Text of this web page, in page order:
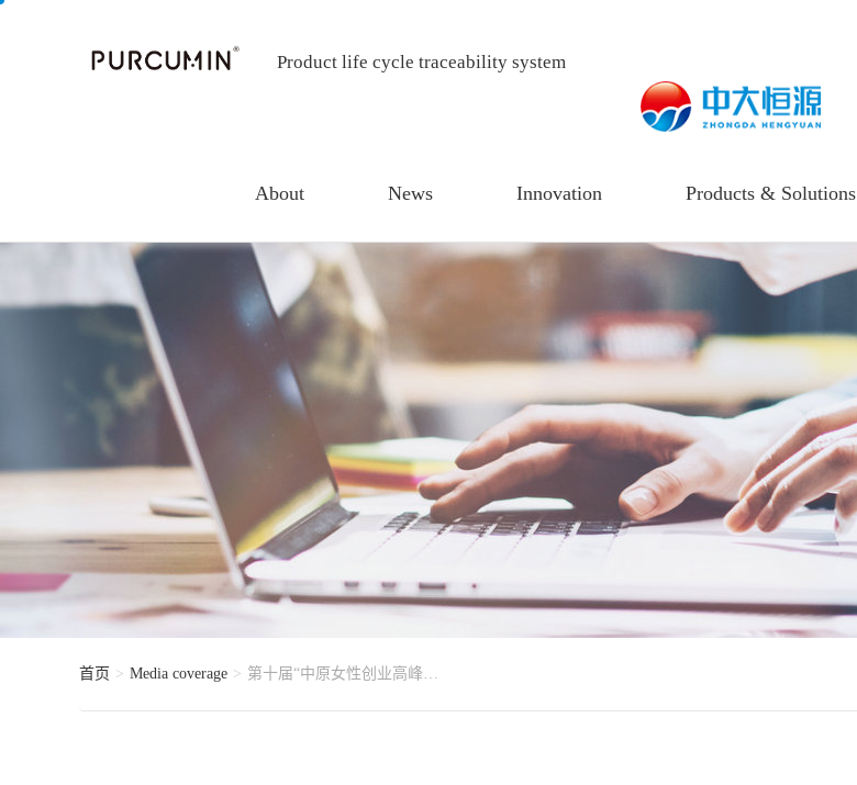
Product life cycle traceability system
About News Innovation Products & Solutions
首页 Media coverage 第十届“中原女性创业高峰论坛”暨河南省“最具行业影响力的十大女杰”等公益评选活动启动